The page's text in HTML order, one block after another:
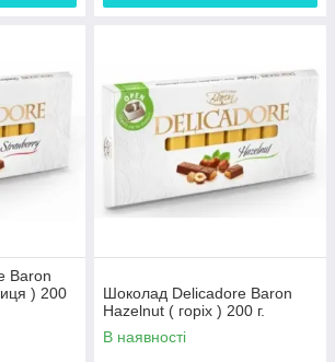
Baron
) 200
Шоколад Delicadore Baron
Hazelnut ( горіх ) 200 г.
В наявності